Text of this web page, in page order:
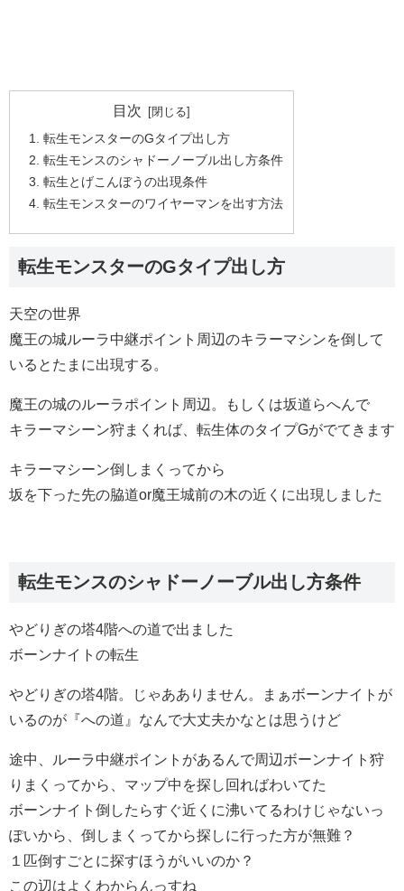
目次
転生モンスターのGタイプ出し方
転生モンスのシャドーノーブル出し方条件
転生とげこんぼうの出現条件
転生モンスターのワイヤーマンを出す方法
転生モンスターのGタイプ出し方
天空の世界
魔王の城ルーラ中継ポイント周辺のキラーマシンを倒して
いるとたまに出現する。
魔王の城のルーラポイント周辺。もしくは坂道らへんで
キラーマシーン狩まくれば、転生体のタイプGがでてきます
キラーマシーン倒しまくってから
坂を下った先の脇道or魔王城前の木の近くに出現しました
転生モンスのシャドーノーブル出し方条件
やどりぎの塔4階への道で出ました
ボーンナイトの転生
やどりぎの塔4階。じゃあありません。まぁボーンナイトが
いるのが『への道』なんで大丈夫かなとは思うけど
途中、ルーラ中継ポイントがあるんで周辺ボーンナイト狩
りまくってから、マップ中を探し回ればわいてた
ボーンナイト倒したらすぐ近くに沸いてるわけじゃないっ
ぽいから、倒しまくってから探しに行った方が無難？
１匹倒すごとに探すほうがいいのか？
この辺はよくわからんっすね